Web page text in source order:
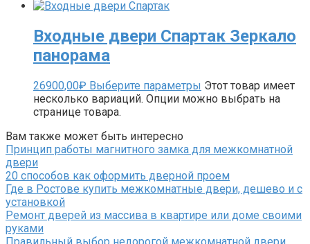
Входные двери Спартак Зеркало
панорама
26900,00₽ Выберите параметры Этот товар имеет
несколько вариаций. Опции можно выбрать на
странице товара.
Вам также может быть интересно
Принцип работы магнитного замка для межкомнатной
двери
20 способов как оформить дверной проем
Где в Ростове купить межкомнатные двери, дешево и с
установкой
Ремонт дверей из массива в квартире или доме своими
руками
Правильный выбор недорогой межкомнатной двери